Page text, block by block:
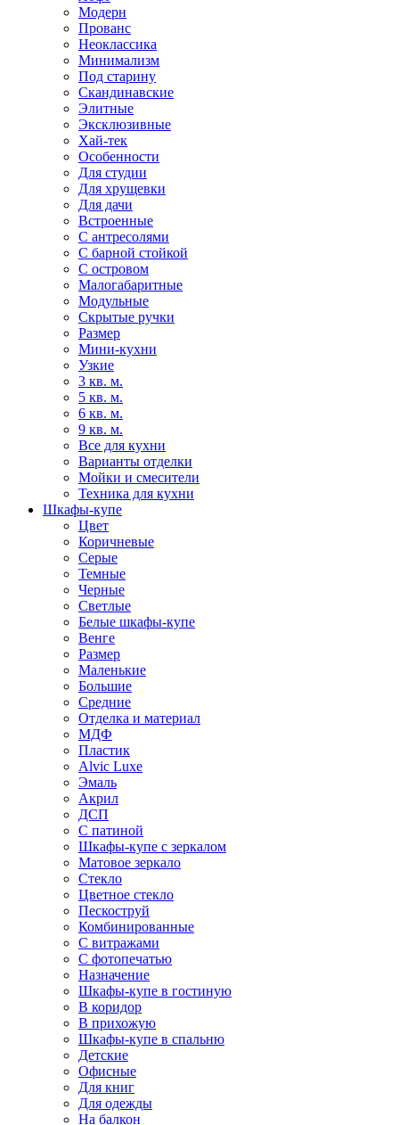
Модерн
Прованс
Неоклассика
Минимализм
Под старину
Скандинавские
Элитные
Эксклюзивные
Хай-тек
Особенности
Для студии
Для хрущевки
Для дачи
Встроенные
С антресолями
С барной стойкой
С островом
Малогабаритные
Модульные
Скрытые ручки
Размер
Мини-кухни
Узкие
3 кв. м.
5 кв. м.
6 кв. м.
9 кв. м.
Все для кухни
Варианты отделки
Мойки и смесители
Техника для кухни
Шкафы-купе
Цвет
Коричневые
Серые
Темные
Черные
Светлые
Белые шкафы-купе
Венге
Размер
Маленькие
Большие
Средние
Отделка и материал
МДФ
Пластик
Alvic Luxe
Эмаль
Акрил
ДСП
С патиной
Шкафы-купе с зеркалом
Матовое зеркало
Стекло
Цветное стекло
Пескоструй
Комбинированные
С витражами
С фотопечатью
Назначение
Шкафы-купе в гостиную
В коридор
В прихожую
Шкафы-купе в спальню
Детские
Офисные
Для книг
Для одежды
На балкон